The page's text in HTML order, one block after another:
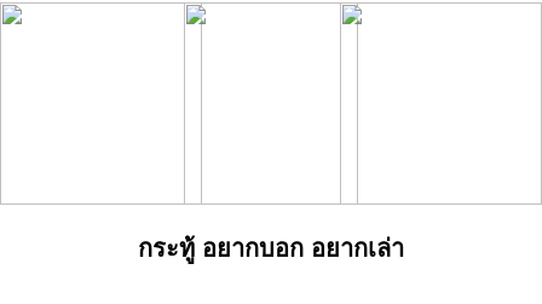
กระทู้ อยากบอก อยากเล่า